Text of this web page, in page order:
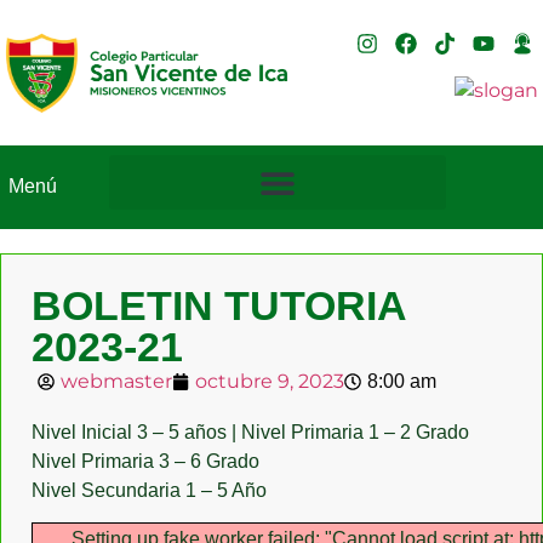
Menú
BOLETIN TUTORIA
2023-21
webmaster octubre 9, 2023 8:00 am
Nivel Inicial 3 – 5 años | Nivel Primaria 1 – 2 Grado
Nivel Primaria 3 – 6 Grado
Nivel Secundaria 1 – 5 Año